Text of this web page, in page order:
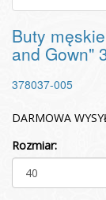
Buty
and Gown"
378037-005
DARMOWA
Rozmiar: